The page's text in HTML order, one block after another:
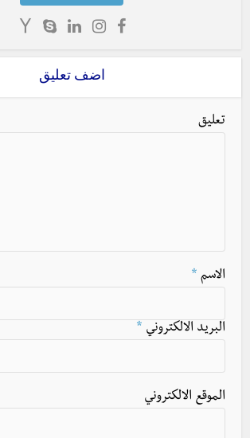
اضف تعليق
تعليق
الاسم *
البريد الالكتروني *
الموقع الالكتروني